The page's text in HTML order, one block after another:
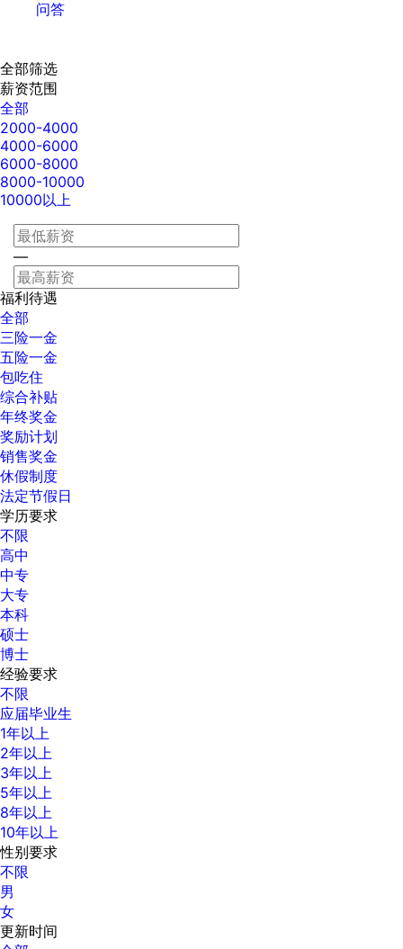
问答
全部筛选
薪资范围
全部
2000-4000
4000-6000
6000-8000
8000-10000
10000以上
—
福利待遇
全部
三险一金
五险一金
包吃住
综合补贴
年终奖金
奖励计划
销售奖金
休假制度
法定节假日
学历要求
不限
高中
中专
大专
本科
硕士
博士
经验要求
不限
应届毕业生
1年以上
2年以上
3年以上
5年以上
8年以上
10年以上
性别要求
不限
男
女
更新时间